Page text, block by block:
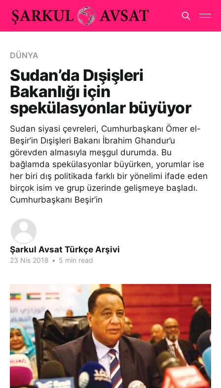
DÜNYA
Sudan’da Dışişleri
Bakanlığı için
spekülasyonlar büyüyor
Sudan siyasi çevreleri, Cumhurbaşkanı Ömer el-
Beşir’in Dışişleri Bakanı İbrahim Ghandur’u
görevden almasıyla meşgul durumda. Bu
bağlamda spekülasyonlar büyürken, yorumlar ise
her biri dış politikada farklı bir yönelimi ifade eden
birçok isim ve grup üzerinde gelişmeye başladı.
Cumhurbaşkanı Beşir’in
Şarkul Avsat Türkçe Arşivi
23 Nis 2018 • 5 min read